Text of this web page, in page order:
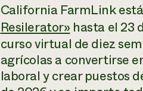
California FarmLink
Resilerator» hasta el 23
curso virtual de diez
agrícolas a convertirse
laboral y crear puestos